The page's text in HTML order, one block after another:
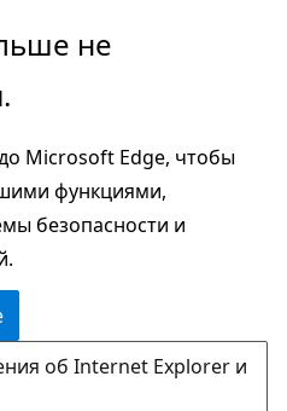
не
Microsoft Edge, чтобы
функциями,
безопасности и
об Internet Explorer и